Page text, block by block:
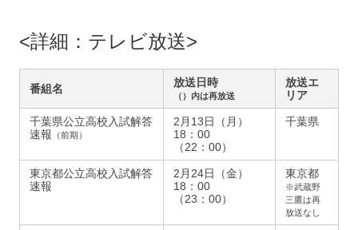
詳細：テレビ放送
番組名 放送日時
（）内は再放送
放送エ
リア
千葉県公立高校入試解答
速報 （前期）
2月13日（月）
18：00
（22：00）
千葉県
東京都公立高校入試解答
速報
2月24日（金）
18：00
（23：00）
東京都
※武蔵野
三鷹は再
放送なし